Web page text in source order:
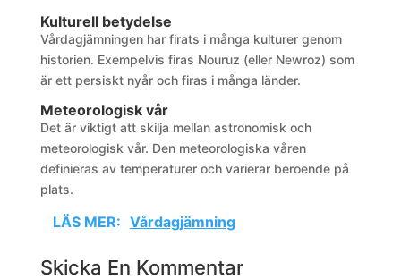
Kulturell betydelse
Vårdagjämningen har firats i många kulturer genom
historien. Exempelvis firas Nouruz (eller Newroz) som
är ett persiskt nyår och firas i många länder.
Meteorologisk vår
Det är viktigt att skilja mellan astronomisk och
meteorologisk vår. Den meteorologiska våren
definieras av temperaturer och varierar beroende på
plats.
LÄS MER: Vårdagjämning
Skicka En Kommentar